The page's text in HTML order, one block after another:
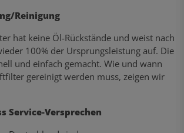
Reinigung
hat keine Öl-Rückstände und weist nach
100% der Ursprungsleistung auf. Die
und einfach gemacht. Wie und wann
gereinigt werden muss, zeigen wir
Service-Versprechen